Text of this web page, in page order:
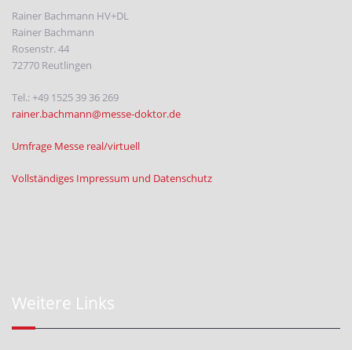
Rainer Bachmann HV+DL
Rainer Bachmann
Rosenstr. 44
72770 Reutlingen
Tel.: +49 1525 39 36 269
rainer.bachmann@messe-doktor.de
Umfrage Messe real/virtuell
Vollständiges Impressum und Datenschutz
Weitere Links